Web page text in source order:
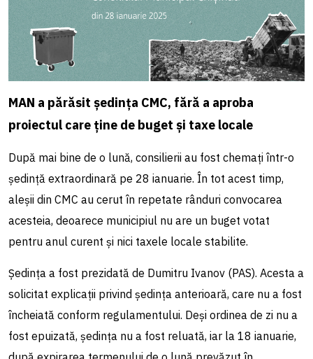
MAN a părăsit ședința CMC, fără a aproba
proiectul care ține de buget și taxe locale
După mai bine de o lună, consilierii au fost chemați într-o
ședință extraordinară pe 28 ianuarie. În tot acest timp,
aleșii din CMC au cerut în repetate rânduri convocarea
acesteia, deoarece municipiul nu are un buget votat
pentru anul curent și nici taxele locale stabilite.
Ședința a fost prezidată de Dumitru Ivanov (PAS). Acesta a
solicitat explicații privind ședința anterioară, care nu a fost
încheiată conform regulamentului. Deși ordinea de zi nu a
fost epuizată, ședința nu a fost reluată, iar la 18 ianuarie,